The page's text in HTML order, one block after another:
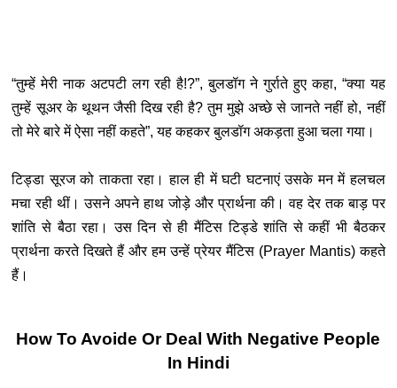
“तुम्हें मेरी नाक अटपटी लग रही है!?”, बुलडॉग ने गुर्राते हुए कहा, “क्या यह
तुम्हें सूअर के थूथन जैसी दिख रही है? तुम मुझे अच्छे से जानते नहीं हो, नहीं
तो मेरे बारे में ऐसा नहीं कहते”, यह कहकर बुलडॉग अकड़ता हुआ चला गया ।
टिड्डा सूरज को ताकता रहा । हाल ही में घटी घटनाएं उसके मन में हलचल
मचा रही थीं। उसने अपने हाथ जोड़े और प्रार्थना की। वह देर तक बाड़ पर
शांति से बैठा रहा। उस दिन से ही मैंटिस टिड्डे शांति से कहीं भी बैठकर
प्रार्थना करते दिखते हैं और हम उन्हें प्रेयर मैंटिस (Prayer Mantis) कहते
हैं।
How To Avoide Or Deal With Negative People
In Hindi